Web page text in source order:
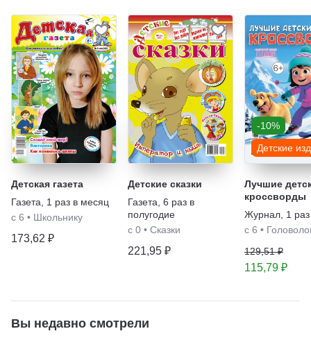
Детская газета
Газета
1 раз в месяц
с 6 • Школьнику
173,62 ₽
Детские сказки
Газета 6 раз в
полугодие
с 0 • Сказки
221,95 ₽
-10%
Детские
Лучшие
кроссворды
Журнал 1
с 6 •
129,51 ₽
115,79 ₽
Вы недавно смотрели